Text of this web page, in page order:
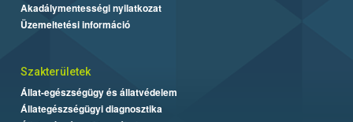
Akadálymentességi nyilatkozat
Üzemeltetési információ
Szakterületek
Állat-egészségügy és állatvédelem
Állategészségügyi diagnosztika